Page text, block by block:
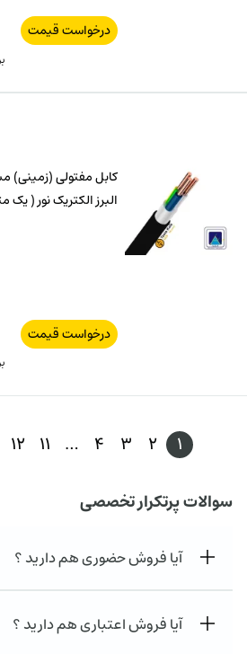
درخواست قیمت
البرز الکتریک نور ( یک
درخواست قیمت
1
2
3
4
…
11
12
سوالات پرتکرار تخصصی
آیا فروش حضوری هم دارید ؟
آیا فروش اعتباری هم دارید ؟